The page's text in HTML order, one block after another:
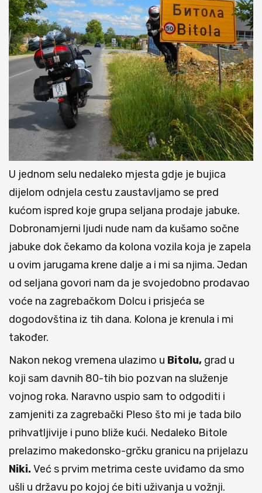
U jednom selu nedaleko mjesta gdje je bujica
dijelom odnjela cestu zaustavljamo se pred
kućom ispred koje grupa seljana prodaje jabuke.
Dobronamjerni ljudi nude nam da kušamo sočne
jabuke dok čekamo da kolona vozila koja je zapela
u ovim jarugama krene dalje a i mi sa njima. Jedan
od seljana govori nam da je svojedobno prodavao
voće na zagrebačkom Dolcu i prisjeća se
dogodovština iz tih dana. Kolona je krenula i mi
također.
Nakon nekog vremena ulazimo u Bitolu, grad u
koji sam davnih 80-tih bio pozvan na služenje
vojnog roka. Naravno uspio sam to odgoditi i
zamjeniti za zagrebački Pleso što mi je tada bilo
prihvatljivije i puno bliže kući. Nedaleko Bitole
prelazimo makedonsko-grčku granicu na prijelazu
Niki.Već s prvim metrima ceste uviđamo da smo
ušli u državu po kojoj će biti uživanja u vožnji.